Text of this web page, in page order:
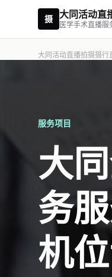
摄 大同活动直
医学手术直播服
大同活动直播拍摄摄行
服务项目
大
务
机